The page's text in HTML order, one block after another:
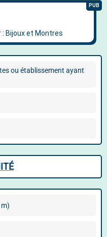
ou établissement ayant